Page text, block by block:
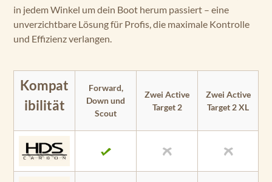
in jedem Winkel um dein Boot herum passiert – eine
unverzichtbare Lösung für Profis, die maximale Kontrolle
und Effizienz verlangen.
Kompat
ibilität
Forward,
Down und
Scout
Zwei Active
Target 2
Zwei Active
Target 2 XL